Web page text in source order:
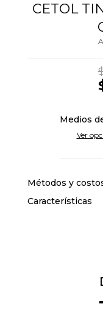
CETOL
Medios
Ver
Métodos y
Características